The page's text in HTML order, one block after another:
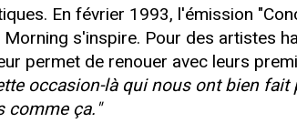
En février 1993, l'émission
s'inspire. Pour des artistes
permet de renouer avec leurs
occasion-là qui nous ont bien
comme ça."